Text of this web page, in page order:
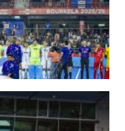
FERNANDO F...
en Países Bajos y Bélgica.
DE P...
últimas dos ventanas de Pro